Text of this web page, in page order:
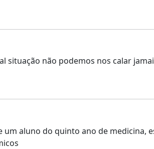
situação não podemos nos calar
aluno do quinto ano de medicina,